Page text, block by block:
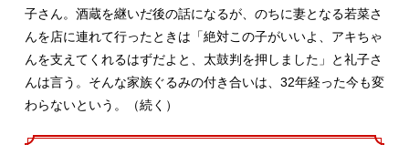
子さん。酒蔵を継いだ後の話になるが、のちに妻となる若菜さ
んを店に連れて行ったときは「絶対この子がいいよ、アキちゃ
んを支えてくれるはずだよと、太鼓判を押しました」と礼子さ
んは言う。そんな家族ぐるみの付き合いは、32年経った今も変
わらないという。（続く）